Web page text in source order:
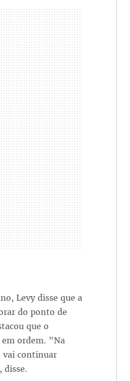
Levy disse que a
do ponto de
que o
em ordem. "Na
vai continuar
disse.